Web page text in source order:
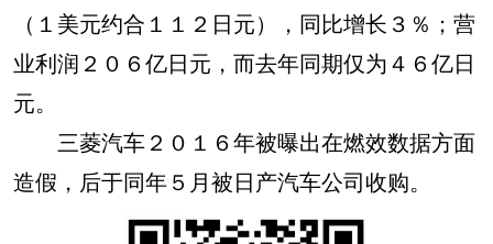
（１美元约合１１２日元），同比增长３％；营
业利润２０６亿日元，而去年同期仅为４６亿日
元。
三菱汽车２０１６年被曝出在燃效数据方面
造假，后于同年５月被日产汽车公司收购。